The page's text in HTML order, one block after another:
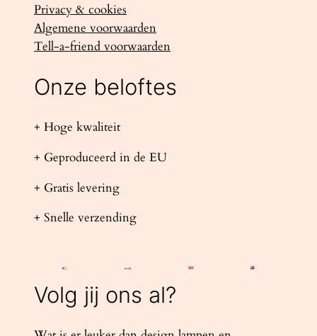
Privacy & cookies
Algemene voorwaarden
Tell-a-friend voorwaarden
Onze beloftes
+ Hoge kwaliteit
+ Geproduceerd in de EU
+ Gratis levering
+ Snelle verzending
Volg jij ons al?